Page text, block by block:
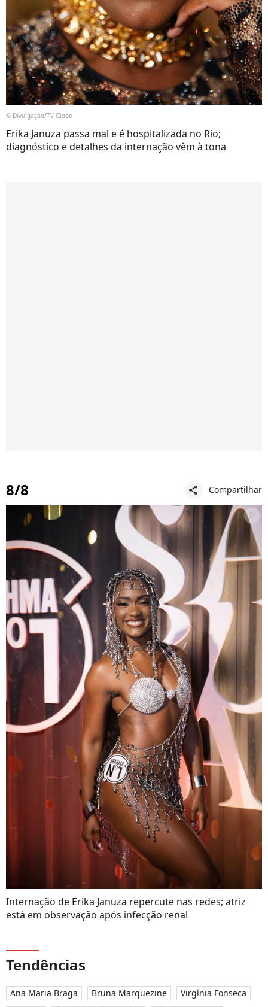
© Divulgação/TV Globo
Erika Januza passa mal e é hospitalizada no Rio;
diagnóstico e detalhes da internação vêm à tona
8/8 share Compartilhar
Internação de Erika Januza repercute nas redes; atriz
está em observação após infecção renal
Tendências
Ana Maria Braga Bruna Marquezine
Virgínia Fonseca